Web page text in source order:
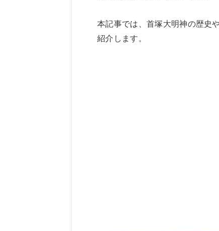
本記事では、首塚大明神の歴史
紹介します。